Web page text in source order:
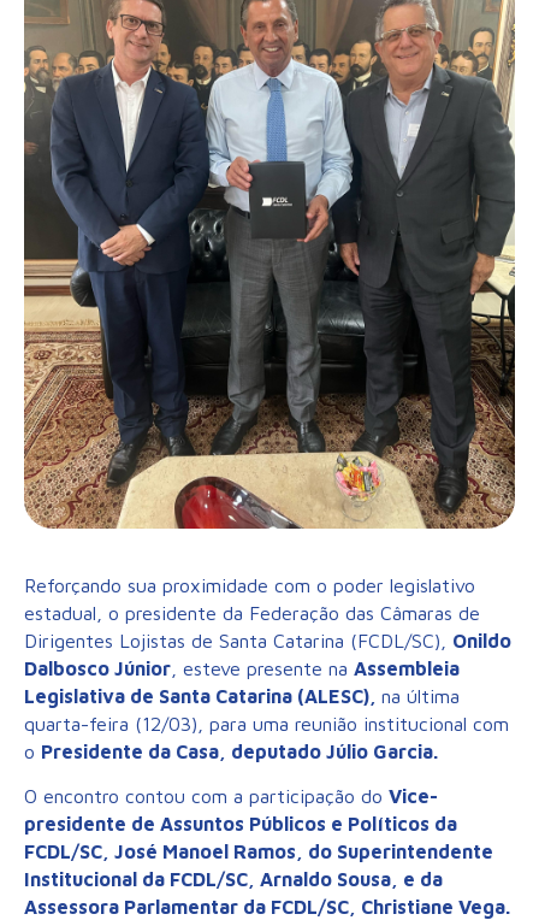
Reforçando sua proximidade com o poder legislativo
estadual, o presidente da Federação das Câmaras de
Dirigentes Lojistas de Santa Catarina (FCDL/SC), Onildo
Dalbosco Júnior , esteve presente na Assembleia
Legislativa de Santa Catarina (ALESC), na última
quarta-feira (12/03), para uma reunião institucional com
o Presidente da Casa, deputado Júlio Garcia.
O encontro contou com a participação do Vice-
presidente de Assuntos Públicos e Políticos da
FCDL/SC, José Manoel Ramos, do Superintendente
Institucional da FCDL/SC, Arnaldo Sousa, e da
Assessora Parlamentar da FCDL/SC, Christiane Vega.